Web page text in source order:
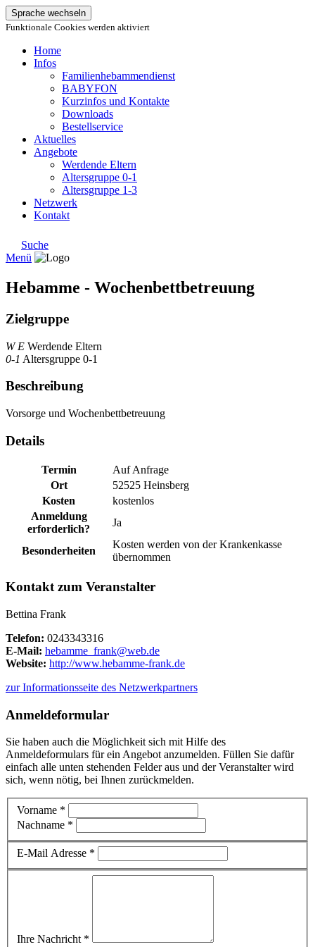
Sprache wechseln
Funktionale Cookies werden aktiviert
Home
Infos
Familienhebammendienst
BABYFON
Kurzinfos und Kontakte
Downloads
Bestellservice
Aktuelles
Angebote
Werdende Eltern
Altersgruppe 0-1
Altersgruppe 1-3
Netzwerk
Kontakt
Suche
Menü
Hebamme - Wochenbettbetreuung
Zielgruppe
W E Werdende Eltern
0-1 Altersgruppe 0-1
Beschreibung
Vorsorge und Wochenbettbetreuung
Details
Termin
Auf Anfrage
Ort
52525 Heinsberg
Kosten
kostenlos
Anmeldung
erforderlich?
Ja
Besonderheiten
Kosten werden von der Krankenkasse
übernommen
Kontakt zum Veranstalter
Bettina Frank
Telefon: 0243343316
E-Mail: hebamme_frank@web.de
Website: http://www.hebamme-frank.de
zur Informationsseite des Netzwerkpartners
Anmeldeformular
Sie haben auch die Möglichkeit sich mit Hilfe des
Anmeldeformulars für ein Angebot anzumelden. Füllen Sie dafür
einfach alle unten stehenden Felder aus und der Veranstalter wird
sich, wenn nötig, bei Ihnen zurückmelden.
Vorname *
Nachname *
E-Mail Adresse *
Ihre Nachricht *